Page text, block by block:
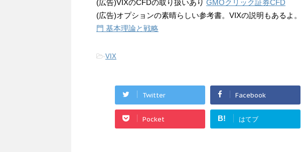
(広告)VIXのCFDの取り扱いあり GMOクリック証券CFD
(広告)オプションの素晴らしい参考書。VIXの説明もあるよ。
門 基本理論と戦略
-VIX
Twitter Facebook
Pocket B! はてブ